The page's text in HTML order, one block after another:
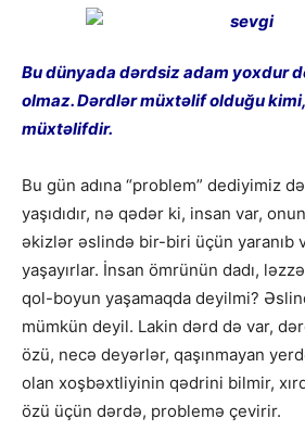
Bu dünyada dərdsiz adam yoxdur
olmaz. Dərdlər müxtəlif olduğu
müxtəlifdir.
Bu gün adına “problem” dediyimiz
yaşıdıdır, nə qədər ki, insan var,
əkizlər əslində bir-biri üçün yaranıb
yaşayırlar. İnsan ömrünün dadı,
qol-boyun yaşamaqda deyilmi?
mümkün deyil. Lakin dərd də var,
özü, necə deyərlər, qaşınmayan
olan xoşbəxtliyinin qədrini bilmir,
özü üçün dərdə, problemə çevirir.